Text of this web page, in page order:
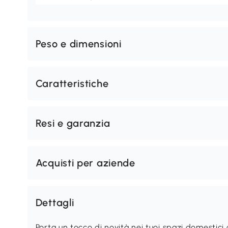
Peso e dimensioni
Caratteristiche
Resi e garanzia
Acquisti per aziende
Dettagli